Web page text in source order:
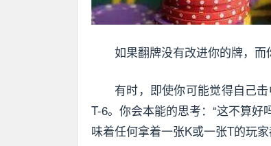
如果翻牌没有改进你的牌，而
有时，即使你可能觉得自己
T-6。你会本能的思考：“这不算
味着任何拿着一张K或一张T的玩家